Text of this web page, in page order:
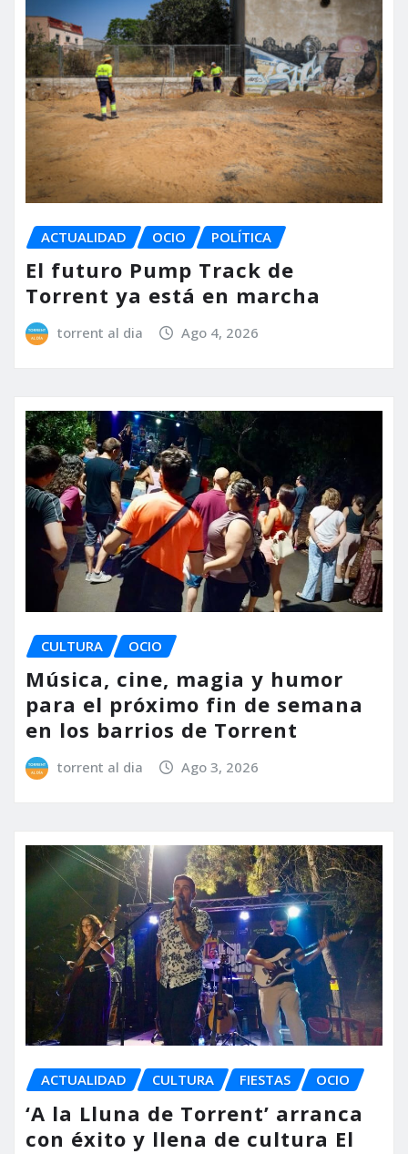
ACTUALIDAD OCIO POLÍTICA
El futuro Pump Track de
Torrent ya está en marcha
torrent al dia Ago 4, 2026
CULTURA OCIO
Música, cine, magia y humor
para el próximo fin de semana
en los barrios de Torrent
torrent al dia Ago 3, 2026
ACTUALIDAD CULTURA FIESTAS OCIO
‘A la Lluna de Torrent’ arranca
con éxito y llena de cultura El